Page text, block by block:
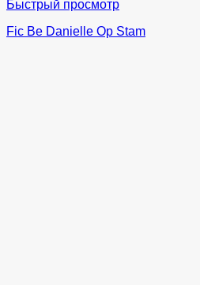
Быстрый просмотр
Fic Be Danielle Op Stam